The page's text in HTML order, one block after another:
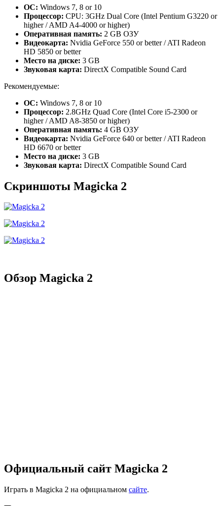
ОС: Windows 7, 8 or 10
Процессор: CPU: 3GHz Dual Core (Intel Pentium G3220 or
higher / AMD A4-4000 or higher)
Оперативная память: 2 GB ОЗУ
Видеокарта: Nvidia GeForce 550 or better / ATI Radeon
HD 5850 or better
Место на диске: 3 GB
Звуковая карта: DirectX Compatible Sound Card
Рекомендуемые:
ОС: Windows 7, 8 or 10
Процессор: 2.8GHz Quad Core (Intel Core i5-2300 or
higher / AMD A8-3850 or higher)
Оперативная память: 4 GB ОЗУ
Видеокарта: Nvidia GeForce 640 or better / ATI Radeon
HD 6670 or better
Место на диске: 3 GB
Звуковая карта: DirectX Compatible Sound Card
Скриншоты Magicka 2
Обзор Magicka 2
Официальный сайт Magicka 2
Играть в Magicka 2 на официальном сайте.